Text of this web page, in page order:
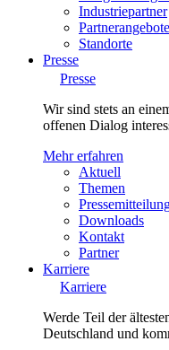
Industriepartner
Partnerangebote
Standorte
Presse
Presse
Wir sind stets an
offenen Dialog
Mehr erfahren
Aktuell
Themen
Downloads
Kontakt
Partner
Karriere
Karriere
Werde Teil der
Deutschland und